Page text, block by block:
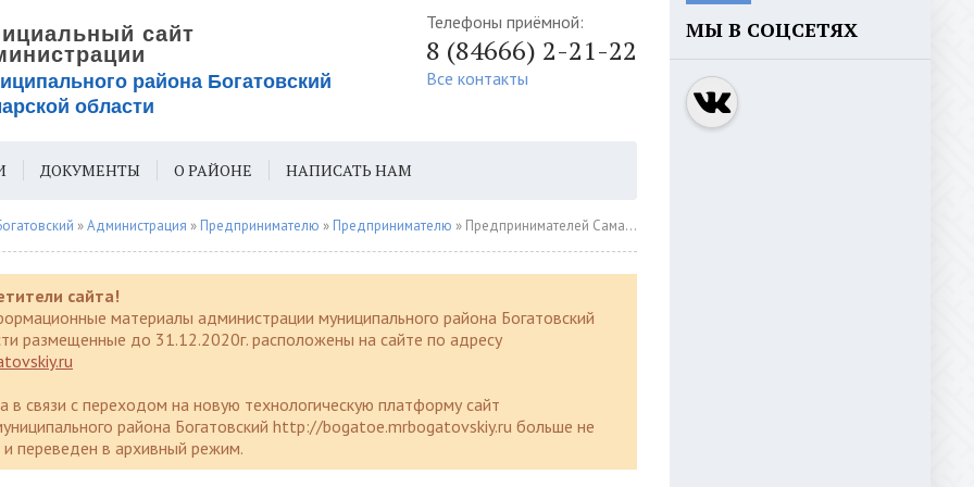
Телефоны приёмной:
8 (84666) 2-21-22
Все контакты
ДОКУМЕНТЫ О РАЙОНЕ НАПИСАТЬ НАМ
ДЛЯ СЛАБОВИДЯЩИХ
»Администрация » Предпринимателю » Предпринимателю » Предпринимателей Самарской области приглашают к участию в четвертом сезоне конкурса «Знай наших»
сайта!
материалы администрации муниципального района Богатовский
размещенные до 31.12.2020г. расположены на сайте по адресу
в связи с переходом на новую технологическую платформу сайт
района Богатовский http://bogatoe.mrbogatovskiy.ru больше не
переведен в архивный режим.
МЫ В СОЦСЕТЯХ